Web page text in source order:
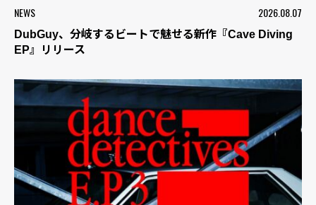
NEWS 2026.08.07
DubGuy、分岐するビートで魅せる新作『Cave Diving
EP』リリース